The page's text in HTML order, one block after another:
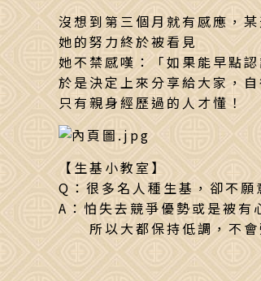
沒想到第三個月就有感應，
她的努力終於被看見
她不禁感嘆：「如果能早點
於是決定上來分享給大家，
只有親身經歷過的人才懂！
【生基小教室】
Q：很多名人種生基，卻不願
A：怕失去競爭優勢或是被有
所以大都保持低調，不會